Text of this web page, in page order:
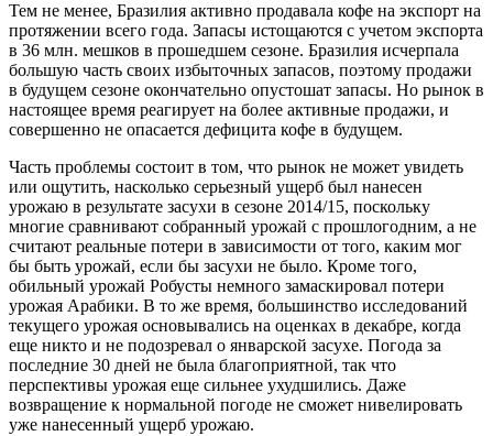
Тем не менее, Бразилия активно продавала кофе на экспорт на
протяжении всего года. Запасы истощаются с учетом экспорта
в 36 млн. мешков в прошедшем сезоне. Бразилия исчерпала
большую часть своих избыточных запасов, поэтому продажи
в будущем сезоне окончательно опустошат запасы. Но рынок в
настоящее время реагирует на более активные продажи, и
совершенно не опасается дефицита кофе в будущем.
Часть проблемы состоит в том, что рынок не может увидеть
или ощутить, насколько серьезный ущерб был нанесен
урожаю в результате засухи в сезоне 2014/15, поскольку
многие сравнивают собранный урожай с прошлогодним, а не
считают реальные потери в зависимости от того, каким мог
бы быть урожай, если бы засухи не было. Кроме того,
обильный урожай Робусты немного замаскировал потери
урожая Арабики. В то же время, большинство исследований
текущего урожая основывались на оценках в декабре, когда
еще никто и не подозревал о январской засухе. Погода за
последние 30 дней не была благоприятной, так что
перспективы урожая еще сильнее ухудшились. Даже
возвращение к нормальной погоде не сможет нивелировать
уже нанесенный ущерб урожаю.